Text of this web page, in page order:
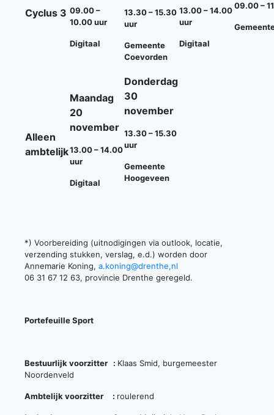
Cyclus 3 09.00 –
10.00 uur
Digitaal
13.30 – 15.30
uur
Gemeente
Coevorden
13.00 – 14.00
uur
Digitaal
09.00 –
Alleen
ambtelijk
Maandag
20
november
13.00 – 14.00
uur
Digitaal
Donderdag
30
november
13.30 – 15.30
uur
Gemeente
Hoogeveen
*) Voorbereiding (uitnodigingen via outlook, locatie,
verzending stukken, verslag, e.d.) worden door
Annemarie Koning, a.koning@drenthe,nl
06 31 67 12 63, provincie Drenthe geregeld.
Portefeuille Sport
Bestuurlijk voorzitter : Klaas Smid, burgemeester
Noordenveld
Ambtelijk voorzitter : roulerend